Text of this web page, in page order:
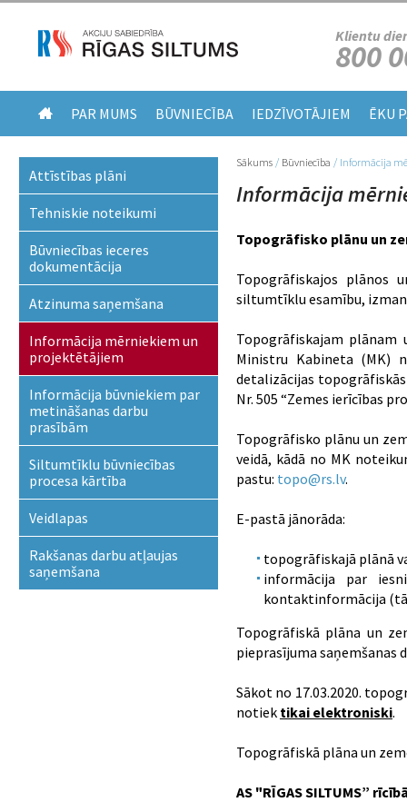
Klientu
800
PAR MUMS BŪVNIECĪBA IEDZĪVOTĀJIEM ĒKU
Jūs atrodaties šeit
Sākums / Būvniecība / Informācija
Informācija
Topogrāfisko plānu un
Topogrāfiskajos plānos
siltumtīklu esamību,
Topogrāfiskajam
Ministru Kabineta (MK)
detalizācijas
Nr. 505 “Zemes ierīcības
Topogrāfisko plānu un
veidā, kādā no MK
pastu: topo@rs.lv.
E-pastā jānorāda:
topogrāfiskajā plānā
informācija par
kontaktinformācija
Topogrāfiskā plāna un
pieprasījuma
Sākot no 17.03.2020.
notiek tikai elektroniski.
Topogrāfiskā plāna un
AS "RĪGAS SILTUMS”
Attīstības plāni
Tehniskie noteikumi
Būvniecības ieceres
dokumentācija
Atzinuma saņemšana
Informācija mērniekiem un
projektētājiem
Informācija būvniekiem par
metināšanas darbu
prasībām
Siltumtīklu būvniecības
procesa kārtība
Veidlapas
Rakšanas darbu atļaujas
saņemšana